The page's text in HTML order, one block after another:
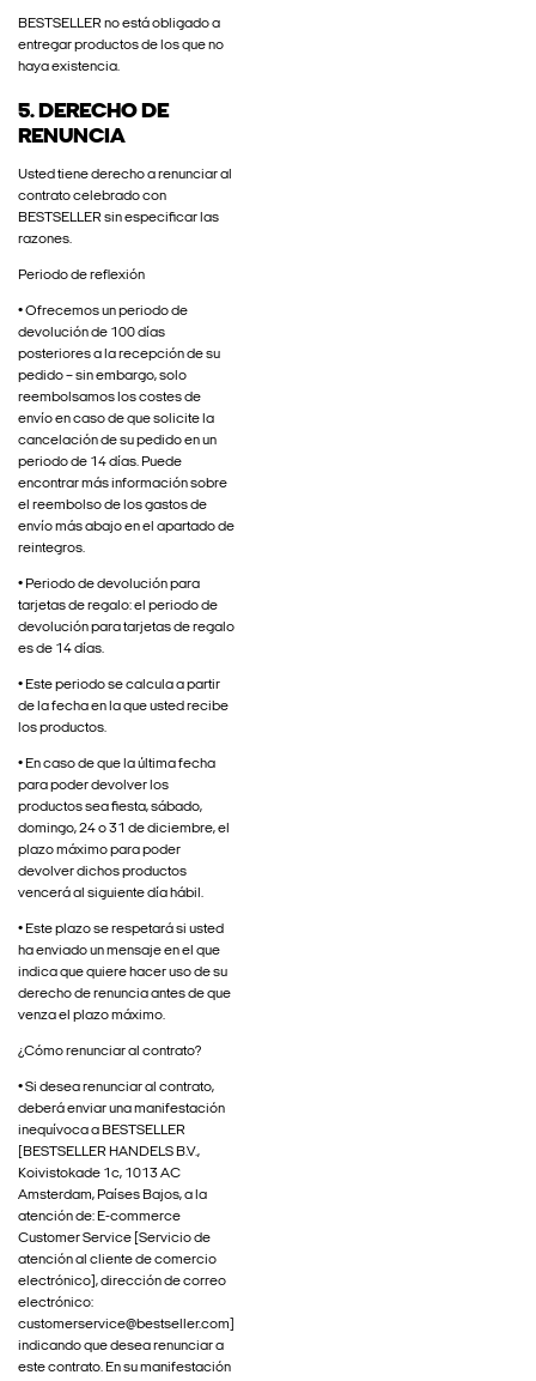
BESTSELLER no está obligado a
entregar productos de los que no
haya existencia.
5. DERECHO DE
RENUNCIA
Usted tiene derecho a renunciar al
contrato celebrado con
BESTSELLER sin especificar las
razones.
Periodo de reflexión
• Ofrecemos un periodo de
devolución de 100 días
posteriores a la recepción de su
pedido – sin embargo, solo
reembolsamos los costes de
envío en caso de que solicite la
cancelación de su pedido en un
periodo de 14 días. Puede
encontrar más información sobre
el reembolso de los gastos de
envío más abajo en el apartado de
reintegros.
• Periodo de devolución para
tarjetas de regalo: el periodo de
devolución para tarjetas de regalo
es de 14 días.
• Este periodo se calcula a partir
de la fecha en la que usted recibe
los productos.
• En caso de que la última fecha
para poder devolver los
productos sea fiesta, sábado,
domingo, 24 o 31 de diciembre, el
plazo máximo para poder
devolver dichos productos
vencerá al siguiente día hábil.
• Este plazo se respetará si usted
ha enviado un mensaje en el que
indica que quiere hacer uso de su
derecho de renuncia antes de que
venza el plazo máximo.
¿Cómo renunciar al contrato?
• Si desea renunciar al contrato,
deberá enviar una manifestación
inequívoca a BESTSELLER
[BESTSELLER HANDELS B.V.,
Koivistokade 1c, 1013 AC
Amsterdam, Países Bajos, a la
atención de: E-commerce
Customer Service [Servicio de
atención al cliente de comercio
electrónico], dirección de correo
electrónico:
customerservice@bestseller.com]
indicando que desea renunciar a
este contrato. En su manifestación